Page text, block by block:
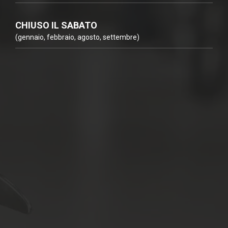
CHIUSO IL SABATO
(gennaio, febbraio, agosto, settembre)